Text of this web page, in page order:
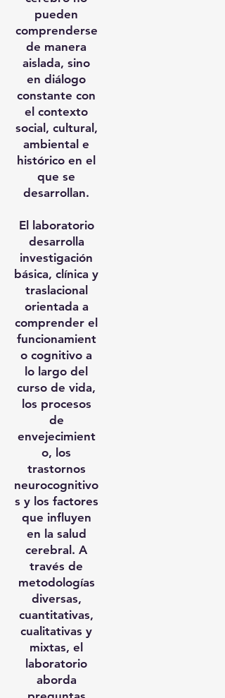
pueden
comprenderse
de manera
aislada, sino
en diálogo
constante con
el contexto
social, cultural,
ambiental e
histórico en el
que se
desarrollan.
El laboratorio
desarrolla
investigación
básica, clínica y
traslacional
orientada a
comprender el
funcionamient
o cognitivo a
lo largo del
curso de vida,
los procesos
de
envejecimient
o, los
trastornos
neurocognitivo
s y los factores
que influyen
en la salud
cerebral. A
través de
metodologías
diversas,
cuantitativas,
cualitativas y
mixtas, el
laboratorio
aborda